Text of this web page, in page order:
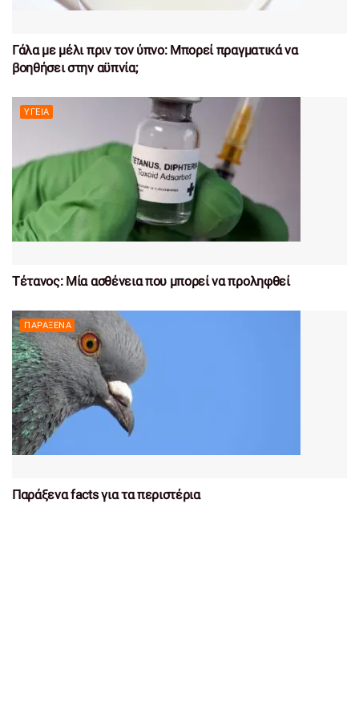
Γάλα με μέλι πριν τον ύπνο: Μπορεί πραγματικά να
βοηθήσει στην αϋπνία;
ΥΓΕΊΑ
Τέτανος: Μία ασθένεια που μπορεί να προληφθεί
ΠΑΡΆΞΕΝΑ
Παράξενα facts για τα περιστέρια